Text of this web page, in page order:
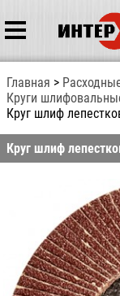
Главная
Круги
Круг шлиф
Круг шлиф